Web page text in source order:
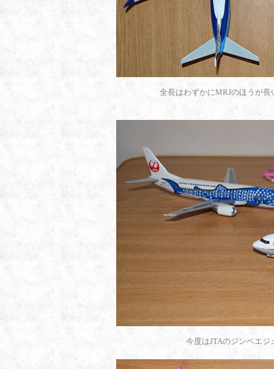
全長はわずかにMRJのほうが
今度はJTAのジンベエ